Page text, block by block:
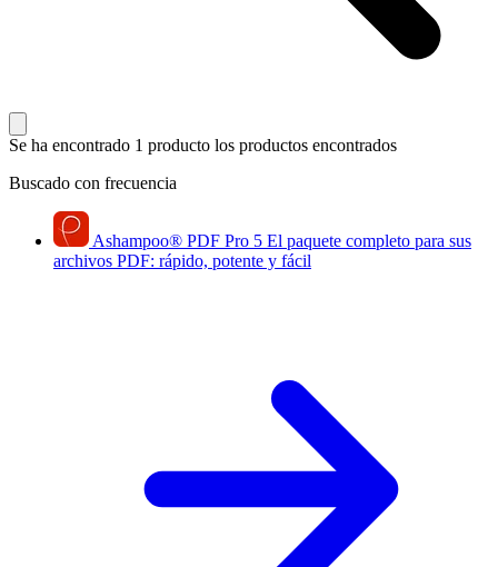
Se ha encontrado 1 producto los productos encontrados
Buscado con frecuencia
Ashampoo® PDF Pro 5 El paquete completo para sus
archivos PDF: rápido, potente y fácil